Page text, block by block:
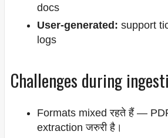
docs
User-generated: support
logs
Challenges during
Formats mixed रहते हैं —
extraction जरुरी है।